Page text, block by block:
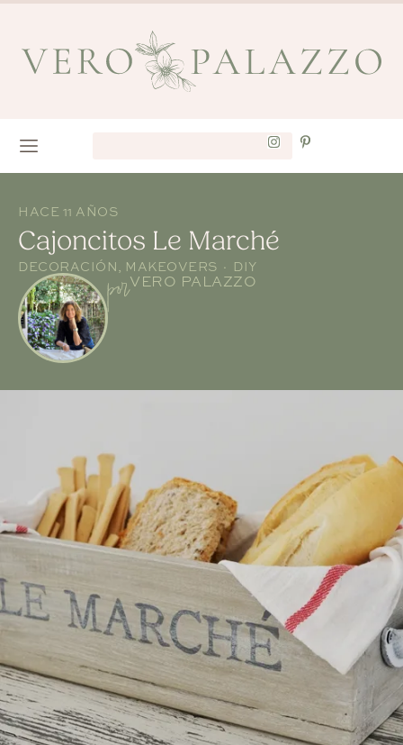
HACE 11 AÑOS
Cajoncitos Le Marché
DECORACIÓN MAKEOVERS · DIY
porVERO PALAZZO